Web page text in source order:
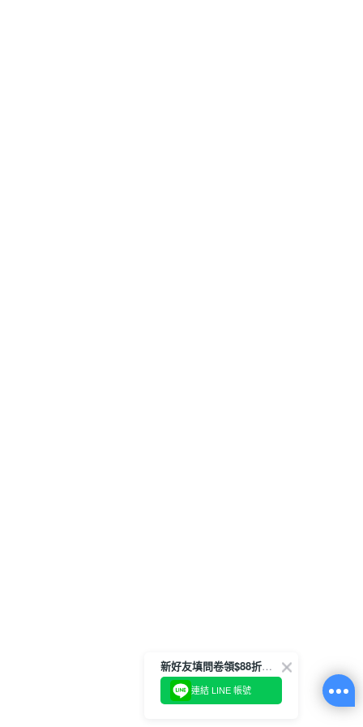
新好友填問卷領$88折扣金
連結 LINE 帳號